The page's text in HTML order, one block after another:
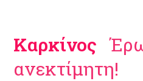
Καρκίνος
ανεκτίμητη!